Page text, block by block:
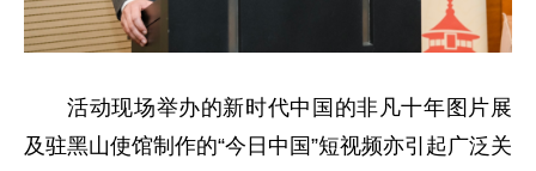
活动现场举办的新时代中国的非凡十年图片展
及驻黑山使馆制作的“今日中国”短视频亦引起广泛关